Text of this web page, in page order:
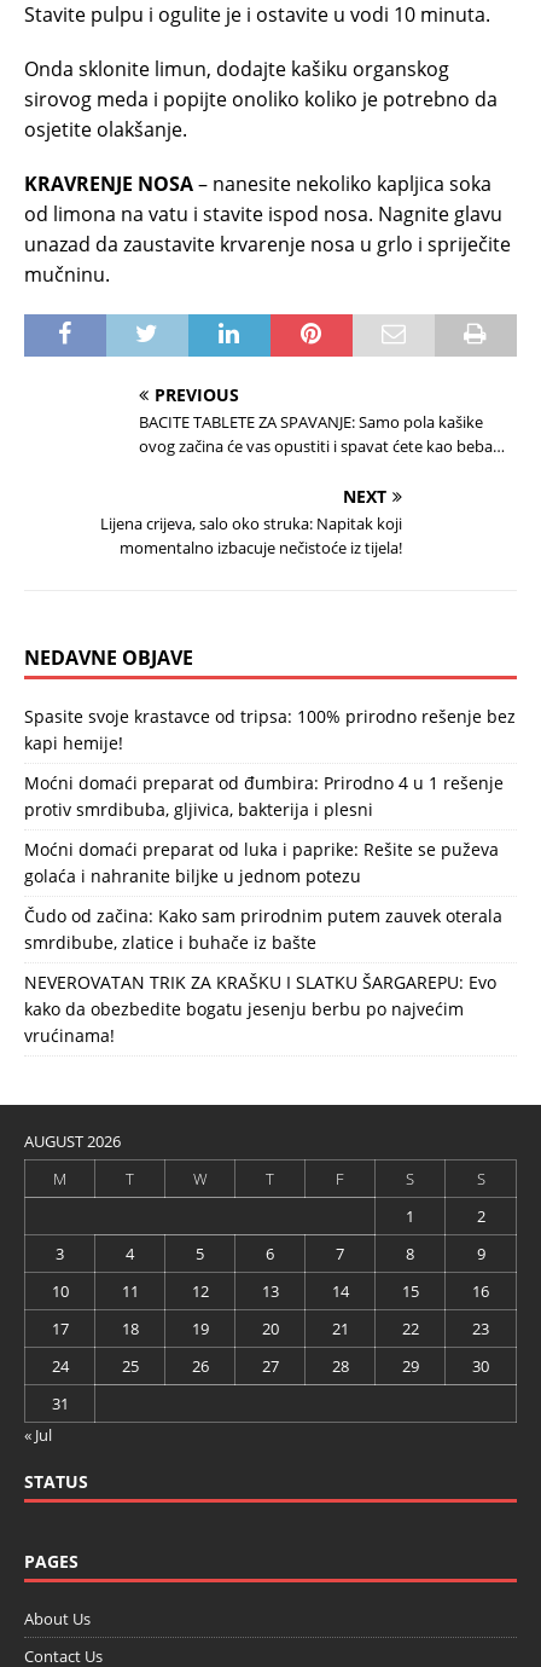
Stavite pulpu i ogulite je i ostavite u vodi 10 minuta.
Onda sklonite limun, dodajte kašiku organskog
sirovog meda i popijte onoliko koliko je potrebno da
osjetite olakšanje.
KRAVRENJE NOSA– nanesite nekoliko kapljica soka
od limona na vatu i stavite ispod nosa. Nagnite glavu
unazad da zaustavite krvarenje nosa u grlo i spriječite
mučninu.
PREVIOUS
BACITE TABLETE ZA SPAVANJE: Samo pola kašike
ovog začina će vas opustiti i spavat ćete kao beba…
NEXT
Lijena crijeva, salo oko struka: Napitak koji
momentalno izbacuje nečistoće iz tijela!
NEDAVNE OBJAVE
Spasite svoje krastavce od tripsa: 100% prirodno rešenje bez
kapi hemije!
Moćni domaći preparat od đumbira: Prirodno 4 u 1 rešenje
protiv smrdibuba, gljivica, bakterija i plesni
Moćni domaći preparat od luka i paprike: Rešite se puževa
golaća i nahranite biljke u jednom potezu
Čudo od začina: Kako sam prirodnim putem zauvek oterala
smrdibube, zlatice i buhače iz bašte
NEVEROVATAN TRIK ZA KRAŠKU I SLATKU ŠARGAREPU: Evo
kako da obezbedite bogatu jesenju berbu po najvećim
vrućinama!
AUGUST 2026
M
T W T F S
S
1
2
3
4 5 6 7 8
9
10
11 12 13 14 15
16
17
18 19 20 21 22
23
24
25 26 27 28 29
30
31
« Jul
STATUS
PAGES
About Us
Contact Us